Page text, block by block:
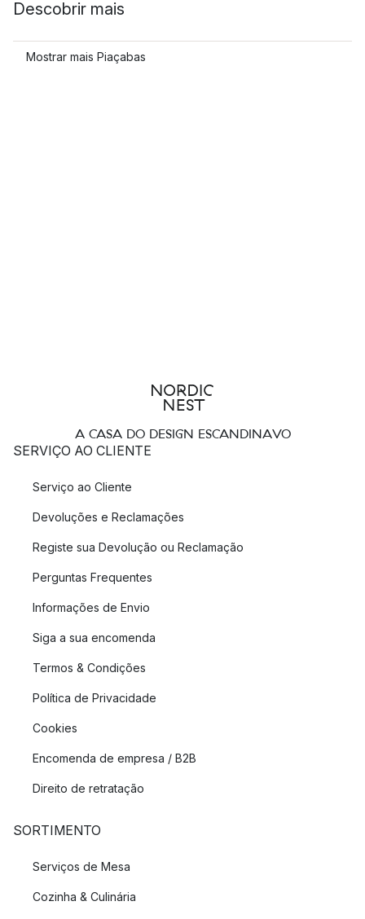
Descobrir mais
Mostrar mais Piaçabas
A CASA DO DESIGN ESCANDINAVO
SERVIÇO AO CLIENTE
Serviço ao Cliente
Devoluções e Reclamações
Registe sua Devolução ou Reclamação
Perguntas Frequentes
Informações de Envio
Siga a sua encomenda
Termos & Condições
Política de Privacidade
Cookies
Encomenda de empresa / B2B
Direito de retratação
SORTIMENTO
Serviços de Mesa
Cozinha & Culinária